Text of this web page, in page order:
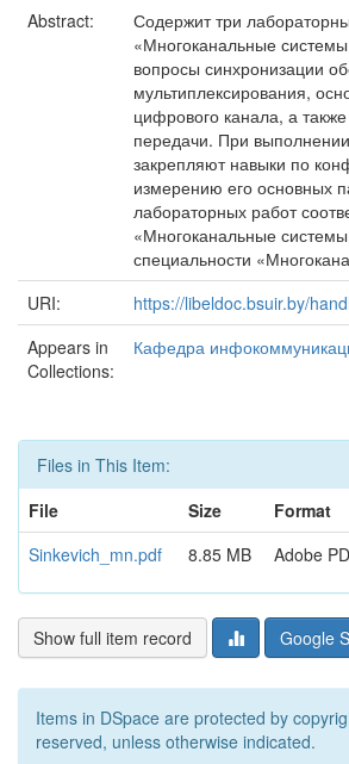
Abstract:
Содержит три
«Многоканальные
вопросы синхронизации
мультиплексирования,
цифрового канала, а
передачи. При
закрепляют навыки по
измерению его основных
лабораторных работ
«Многоканальные
специальности
URI:
https://libeldoc.bsuir.by/
Appears in
Collections:
Кафедра
Files in This Item:
File
Size
Format
Sinkevich_mn.pdf
8.85 MB Adobe
Show full item record Google
Items in DSpace are protected by
reserved, unless otherwise indicated.